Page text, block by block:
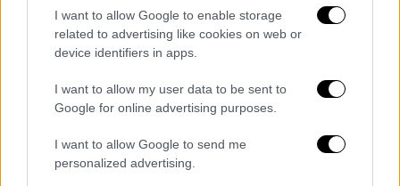
I want to allow Google to enable storage
related to advertising like cookies on web or
device identifiers in apps.
I want to allow my user data to be sent to
Google for online advertising purposes.
I want to allow Google to send me
personalized advertising.
Η pole του Αντονέλι αποκτά ακόμη
μεγαλύτερη σημασία ενόψει του αγώνα,
ενδέχεται να ανατρέψουν τα δεδομένα και
να μετατρέψουν το grid σε πεδίο
στρατηγικής και διαχείρισης. Πάντως, με
τον Φερστάπεν δίπλα του και τους Λεκλέρκ